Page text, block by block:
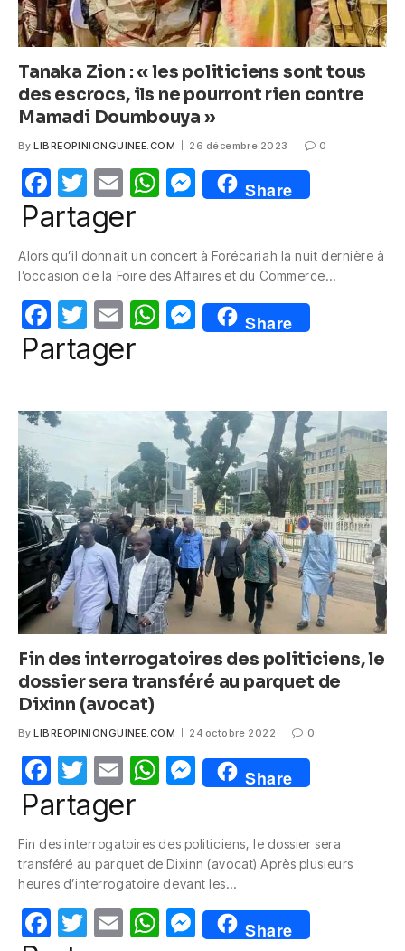
Tanaka Zion : « les politiciens sont tous
des escrocs, ils ne pourront rien contre
Mamadi Doumbouya »
By LIBREOPINIONGUINEE.COM 26 décembre 2023 0
F
a
e
b
o
o
T
w
itt
er
E
m
W
s
A
p
M
e
e
n
g
Share
Partager
Alors qu’il donnait un concert à Forécariah la nuit dernière à
l’occasion de la Foire des Affaires et du Commerce…
F
a
e
b
o
o
k
T
w
itt
er
E
m
W
s
A
p
p
M
e
e
n
g
er
Share
Partager
Fin des interrogatoires des politiciens, le
dossier sera transféré au parquet de
Dixinn (avocat)
By LIBREOPINIONGUINEE.COM 24 octobre 2022 0
F
a
e
b
o
o
T
w
itt
er
E
m
W
s
A
p
p
M
e
e
n
g
er
Share
Partager
Fin des interrogatoires des politiciens, le dossier sera
transféré au parquet de Dixinn (avocat) Après plusieurs
heures d’interrogatoire devant les…
F
T
E
W M
Share